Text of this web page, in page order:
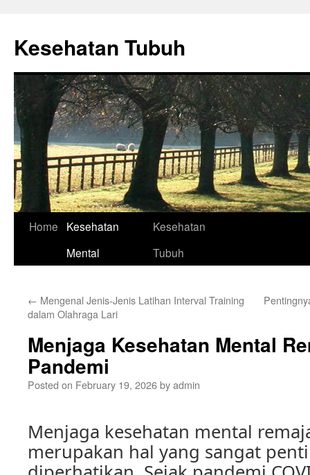
content
Kesehatan Tubuh
Home
Kesehatan
Mental
Kesehatan
Tubuh
← Mengenal Jenis-Jenis Latihan Interval Training
dalam Olahraga Lari
Menjaga Kesehatan Mental
Pandemi
Posted on February 19, 2026byadmin
Menjaga kesehatan mental
merupakan hal yang sangat